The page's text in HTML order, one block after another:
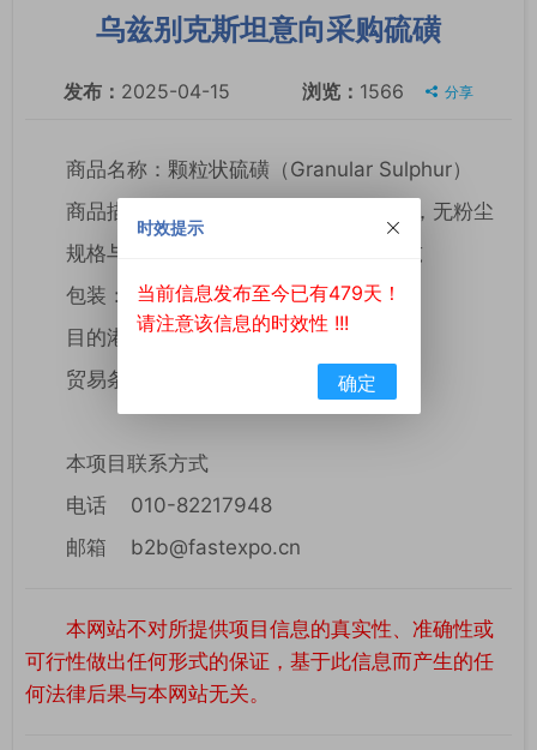
乌兹别克斯坦意向采购硫磺
发布： 2025-04-15 浏览： 1566 分享
商品名称：颗粒状硫磺（Granular Sulphur）
商品描述：亮黄色，颗粒状，流动性好，无粉尘
规格与数量：99%纯度，200,000 公吨
包装：船舱散装
目的港：中国镇江港
贸易条款：CFR
本项目联系方式
电话 010-82217948
邮箱 b2b@fastexpo.cn
本网站不对所提供项目信息的真实性、准确性或
可行性做出任何形式的保证，基于此信息而产生的任
何法律后果与本网站无关。
时效提示
当前信息发布至今已有479天！
请注意该信息的时效性 !!!
确定